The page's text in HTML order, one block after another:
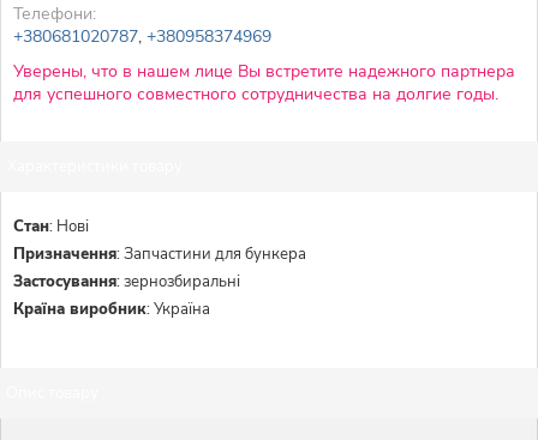
Телефони:
+380681020787, +380958374969
Уверены, что в нашем лице Вы встретите надежного партнера
для успешного совместного сотрудничества на долгие годы.
Стан: Нові
Призначення:Запчастини для бункера
Застосування:зернозбиральні
Країна виробник:Україна